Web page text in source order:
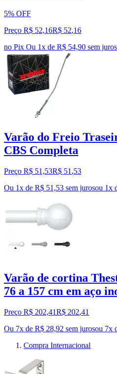
5% OFF
Preço R$ 52,16R$ 52,16
no Pix Ou 1x de R$ 54,90 sem juros
Varão do Freio
CBS Completa
Preço R$ 51,53R$ 51 ,53
Ou 1x de R$ 51,53 sem jurosou 1x
Varão de cortina
76 a 157 cm em aço
Preço R$ 202,41R$ 202,41
Ou 7x de R$ 28,92 sem jurosou 7x
Compra Internacional